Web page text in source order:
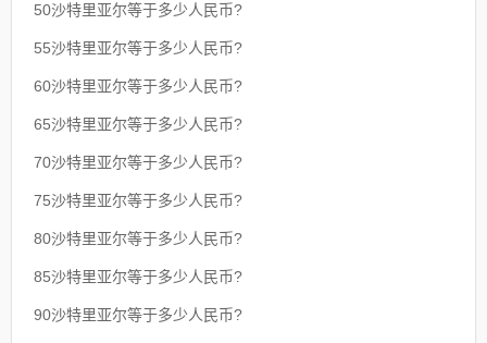
50沙特里亚尔等于多少人民币?
55沙特里亚尔等于多少人民币?
60沙特里亚尔等于多少人民币?
65沙特里亚尔等于多少人民币?
70沙特里亚尔等于多少人民币?
75沙特里亚尔等于多少人民币?
80沙特里亚尔等于多少人民币?
85沙特里亚尔等于多少人民币?
90沙特里亚尔等于多少人民币?